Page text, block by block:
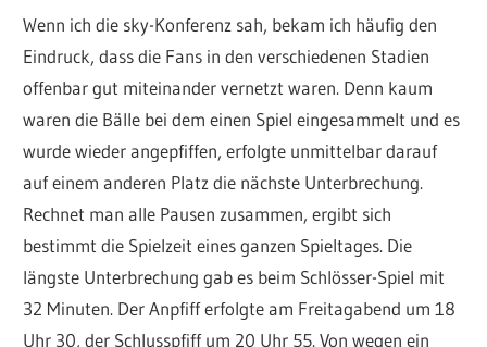
Wenn ich die sky-Konferenz sah, bekam ich häufig den
Eindruck, dass die Fans in den verschiedenen Stadien
offenbar gut miteinander vernetzt waren. Denn kaum
waren die Bälle bei dem einen Spiel eingesammelt und es
wurde wieder angepfiffen, erfolgte unmittelbar darauf
auf einem anderen Platz die nächste Unterbrechung.
Rechnet man alle Pausen zusammen, ergibt sich
bestimmt die Spielzeit eines ganzen Spieltages. Die
längste Unterbrechung gab es beim Schlösser-Spiel mit
32 Minuten. Der Anpfiff erfolgte am Freitagabend um 18
Uhr 30, der Schlusspfiff um 20 Uhr 55. Von wegen ein